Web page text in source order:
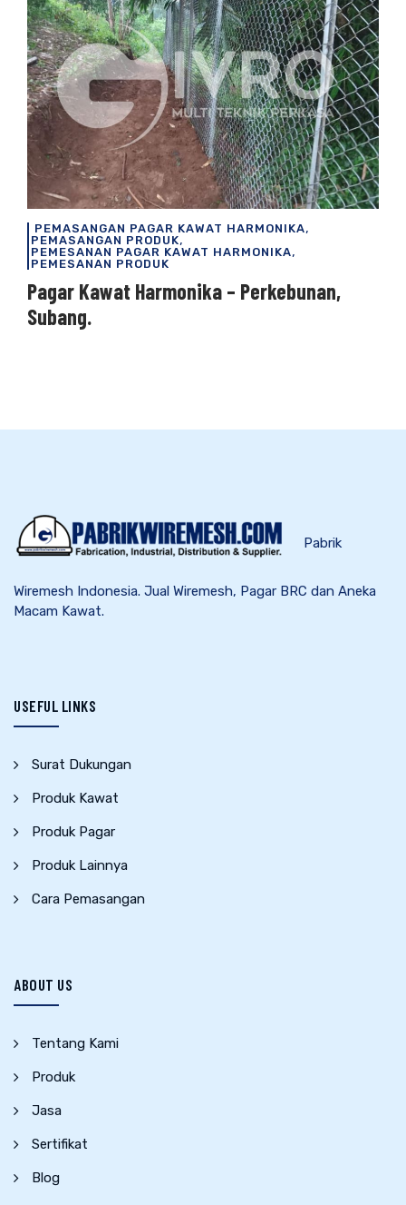
PEMASANGAN PAGAR KAWAT HARMONIKA,
PEMASANGAN PRODUK,
PEMESANAN PAGAR KAWAT HARMONIKA,
PEMESANAN PRODUK
Pagar Kawat Harmonika – Perkebunan,
Subang.
Pabrik
Wiremesh Indonesia. Jual Wiremesh, Pagar BRC dan Aneka
Macam Kawat.
USEFUL LINKS
Surat Dukungan
Produk Kawat
Produk Pagar
Produk Lainnya
Cara Pemasangan
ABOUT US
Tentang Kami
Produk
Jasa
Sertifikat
Blog